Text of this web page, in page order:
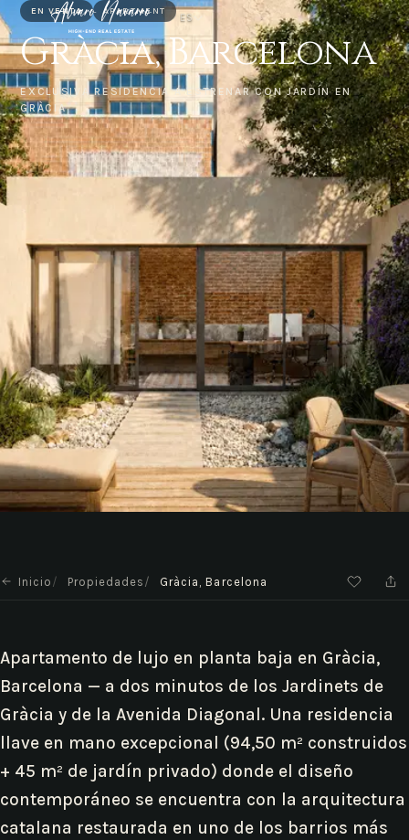
ES
EN VENTA APARTMENT
Gràcia, Barcelona
EXCLUSIVA RESIDENCIA A ESTRENAR CON JARDÍN EN
GRÀCIA
Inicio Propiedades Gràcia, Barcelona
Apartamento de lujo en planta baja en Gràcia,
Barcelona — a dos minutos de los Jardinets de
Gràcia y de la Avenida Diagonal. Una residencia
llave en mano excepcional (94,50 m² construidos
+ 45 m² de jardín privado) donde el diseño
contemporáneo se encuentra con la arquitectura
catalana restaurada en uno de los barrios más